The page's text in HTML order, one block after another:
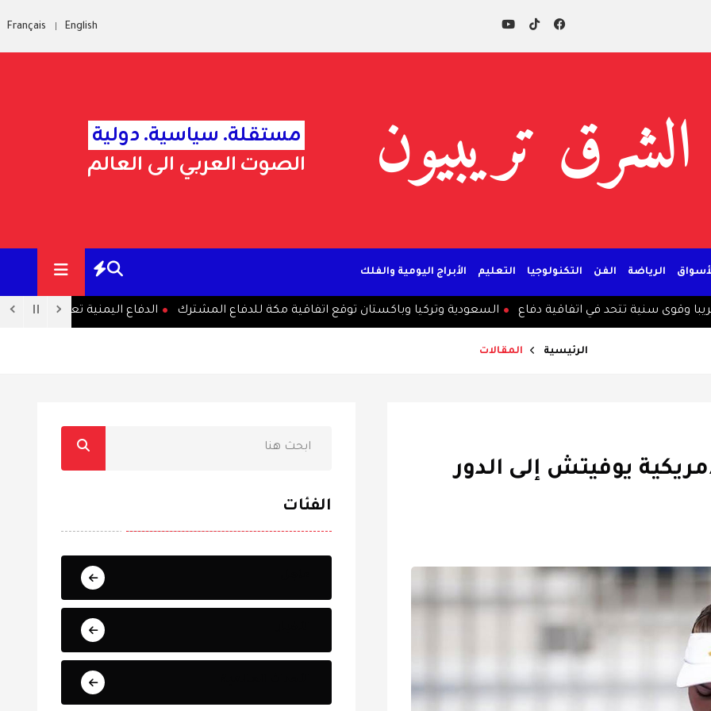
English
Français
الشرق تريبيون
مستقلة. سياسية. دولية
الصوت العربي الى العالم
الرياضة الفن التكنولوجيا التعليم الأبراج اليومية والفلك
سنية تتحد في اتفاقية دفاع السعودية وتركيا وباكستان توقع اتفاقية مكة للدفاع المشترك الدفاع اليمنية تعلن ضرب مواقع
الرئيسية المقالات
يوفيتش إلى الدور
الفئات